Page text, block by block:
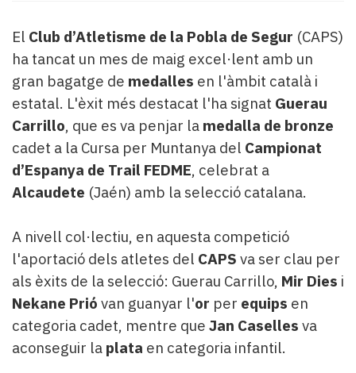
Pallars
Contingut
patrocinat
Lo
més
llegit...
Editorial
El Club d’Atletisme de la Pobla de Segur (CAPS)
ha tancat un mes de maig excel·lent amb un
gran bagatge de medalles en l'àmbit català i
estatal. L'èxit més destacat l'ha signat Guerau
Carrillo, que es va penjar la medalla de bronze
cadet a la Cursa per Muntanya del Campionat
d’Espanya de Trail FEDME, celebrat a
Alcaudete (Jaén) amb la selecció catalana.
A nivell col·lectiu, en aquesta competició
l'aportació dels atletes del CAPS va ser clau per
als èxits de la selecció: Guerau Carrillo, Mir Dies i
Nekane Prió van guanyar l'or per equips en
categoria cadet, mentre que Jan Caselles va
aconseguir la plata en categoria infantil.